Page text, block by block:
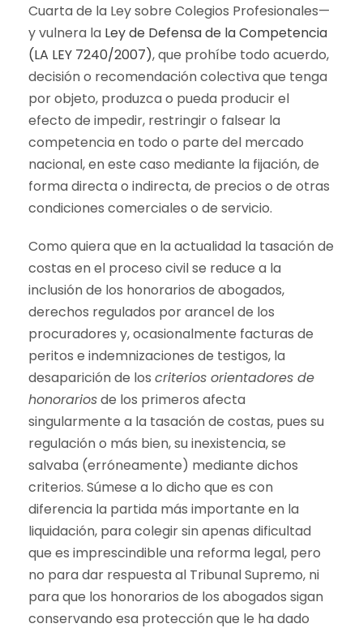
Cuarta de la Ley sobre Colegios Profesionales—
y vulnera la Ley de Defensa de la Competencia
(LA LEY 7240/2007), que prohíbe todo acuerdo,
decisión o recomendación colectiva que tenga
por objeto, produzca o pueda producir el
efecto de impedir, restringir o falsear la
competencia en todo o parte del mercado
nacional, en este caso mediante la fijación, de
forma directa o indirecta, de precios o de otras
condiciones comerciales o de servicio.
Como quiera que en la actualidad la tasación de
costas en el proceso civil se reduce a la
inclusión de los honorarios de abogados,
derechos regulados por arancel de los
procuradores y, ocasionalmente facturas de
peritos e indemnizaciones de testigos, la
desaparición de los criterios orientadores de
honorariosde los primeros afecta
singularmente a la tasación de costas, pues su
regulación o más bien, su inexistencia, se
salvaba (erróneamente) mediante dichos
criterios. Súmese a lo dicho que es con
diferencia la partida más importante en la
liquidación, para colegir sin apenas dificultad
que es imprescindible una reforma legal, pero
no para dar respuesta al Tribunal Supremo, ni
para que los honorarios de los abogados sigan
conservando esa protección que le ha dado